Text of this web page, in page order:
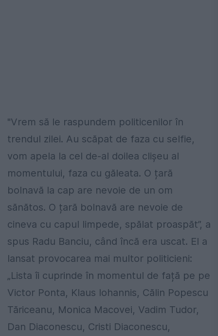
"Vrem să le raspundem politicenilor în
trendul zilei. Au scăpat de faza cu selfie,
vom apela la cel de-al doilea clișeu al
momentului, faza cu găleata. O țară
bolnavă la cap are nevoie de un om
sănătos. O țară bolnavă are nevoie de
cineva cu capul limpede, spălat proaspăt”, a
spus Radu Banciu, când încă era uscat. El a
lansat provocarea mai multor politicieni:
„Lista îi cuprinde în momentul de față pe pe
Victor Ponta, Klaus Iohannis, Călin Popescu
Tăriceanu, Monica Macovei, Vadim Tudor,
Dan Diaconescu, Cristi Diaconescu,